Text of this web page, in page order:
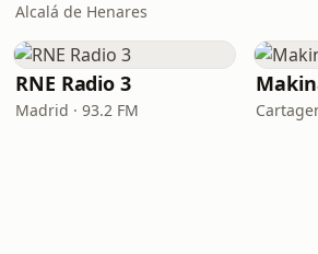
Alcalá de Henares
RNE Radio 3
Madrid · 93.2 FM